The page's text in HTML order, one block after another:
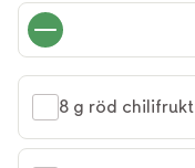
8 g röd chilifrukt